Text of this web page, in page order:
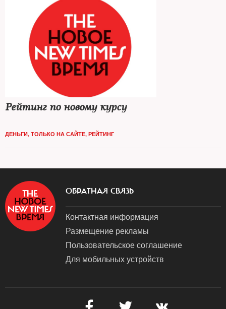
Рейтинг по новому курсу
ДЕНЬГИ, ТОЛЬКО НА САЙТЕ, РЕЙТИНГ
ОБРАТНАЯ СВЯЗЬ
Контактная информация
Размещение рекламы
Пользовательское соглашение
Для мобильных устройств